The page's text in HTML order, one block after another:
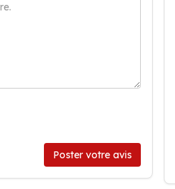
Poster votre avis